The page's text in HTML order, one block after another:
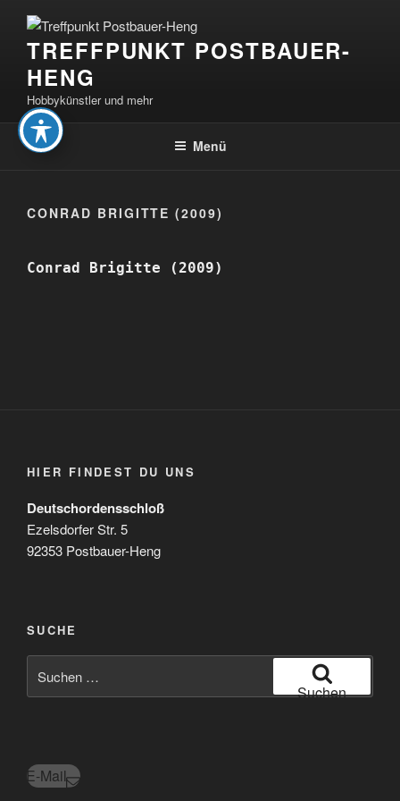
Inhalt
springenTREFFPUNKT POSTBAUER-
HENG
Hobbykünstler und mehr
Menü
CONRAD BRIGITTE (2009)
Conrad Brigitte (2009)
HIER FINDEST DU UNS
Deutschordensschloß
Ezelsdorfer Str. 5
92353 Postbauer-Heng
SUCHE
nach:
Suchen
E-Mail